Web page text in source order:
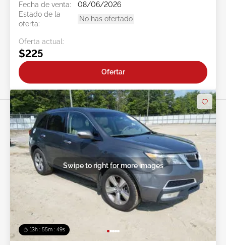
Fecha de venta:
08/06/2026
Estado de la
oferta:
No has ofertado
Oferta actual:
$225
Ofertar
13h : 55m : 46s
Swipe to right for more images